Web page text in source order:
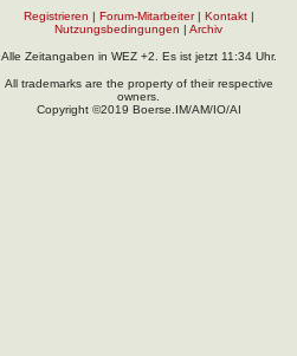
Registrieren | Forum-Mitarbeiter| Kontakt|
Nutzungsbedingungen | Archiv
Alle Zeitangaben in WEZ +2. Es ist jetzt 11:34Uhr.
All trademarks are the property of their respective
owners.
Copyright ©2019 Boerse.IM/AM/IO/AI